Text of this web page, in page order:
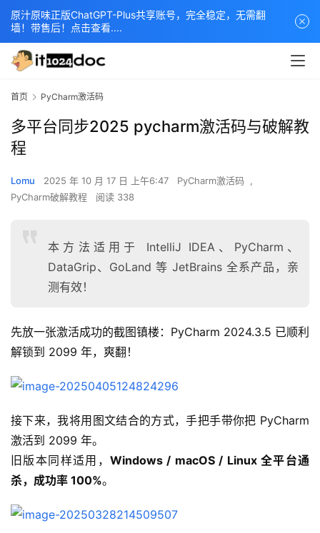
首页 PyCharm激活码
多平台同步2025 pycharm激活码与破解教
程
Lomu 2025 年 10 月 17 日 上午6:47 PyCharm激活码
,
PyCharm破解教程
阅读 338
本方法适用于 IntelliJ IDEA、PyCharm、
DataGrip、GoLand 等 JetBrains 全系产品，亲
测有效！
先放一张激活成功的截图镇楼：PyCharm 2024.3.5 已顺利
解锁到 2099 年，爽翻！
接下来，我将用图文结合的方式，手把手带你把 PyCharm
激活到 2099 年。
旧版本同样适用， Windows / macOS / Linux 全平台通
杀，成功率 100%。
原汁原味正版ChatGPT-Plus共享账号，完全稳定，无需翻
墙！带售后！点击查看....